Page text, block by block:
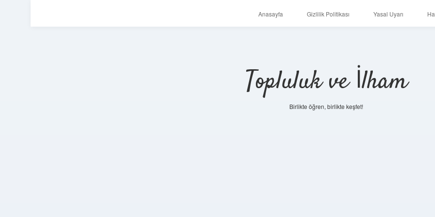
Anasayfa Gizlilik Politikası Yasal Uyarı
Topluluk ve İlham
Birlikte öğren, birlikte keşfet!